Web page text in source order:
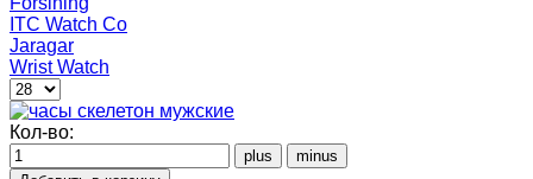
ITC Watch Co
Jaragar
Wrist Watch
Кол-во: